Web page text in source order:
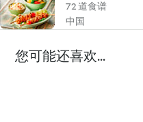
72 道食谱
中国
您可能还喜欢...